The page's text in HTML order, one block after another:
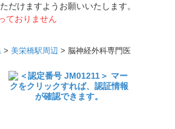
だけますようお願いいたします。
ておりません
> 美栄橋駅周辺 > 脳神経外科専門医